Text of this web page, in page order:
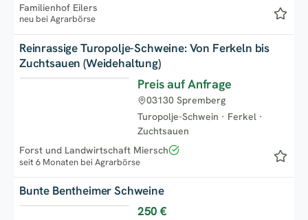
Familienhof Eilers
neu bei Agrarbörse
Reinrassige Turopolje-Schweine: Von Ferkeln bis
Zuchtsauen (Weidehaltung)
Preis auf Anfrage
Turopolje-Schwein · Ferkel ·
Zuchtsauen
03130 Spremberg
Forst und Landwirtschaft Miersch
seit 6 Monaten bei Agrarbörse
Bunte Bentheimer Schweine
250 €